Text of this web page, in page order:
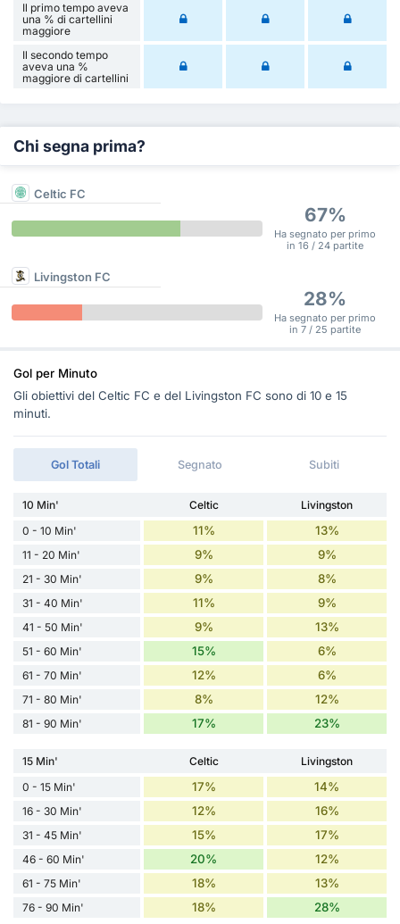
Il primo tempo aveva
una % di cartellini
maggiore
Il secondo tempo
aveva una %
maggiore di cartellini
Chi segna prima?
Celtic FC
67%
Ha segnato per primo
in 16 / 24 partite
Livingston FC
28%
Ha segnato per primo
in 7 / 25 partite
Gol per Minuto
Gli obiettivi del Celtic FC e del Livingston FC sono di 10 e 15
minuti.
Gol Totali Segnato Subiti
10 Min' Celtic
Livingston
0 - 10 Min'
11% 13%
11 - 20 Min' 9% 9%
21 - 30 Min' 9% 8%
31 - 40 Min' 11% 9%
41 - 50 Min' 9% 13%
51 - 60 Min' 15% 6%
61 - 70 Min' 12% 6%
71 - 80 Min' 8% 12%
81 - 90 Min' 17% 23%
15 Min' Celtic
Livingston
0 - 15 Min'
17% 14%
16 - 30 Min' 12% 16%
31 - 45 Min' 15% 17%
46 - 60 Min' 20% 12%
61 - 75 Min' 18% 13%
76 - 90 Min' 18% 28%